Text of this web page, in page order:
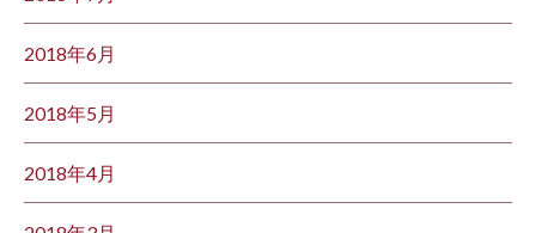
2018年6月
2018年5月
2018年4月